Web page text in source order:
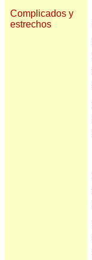
Complicados y
estrechos